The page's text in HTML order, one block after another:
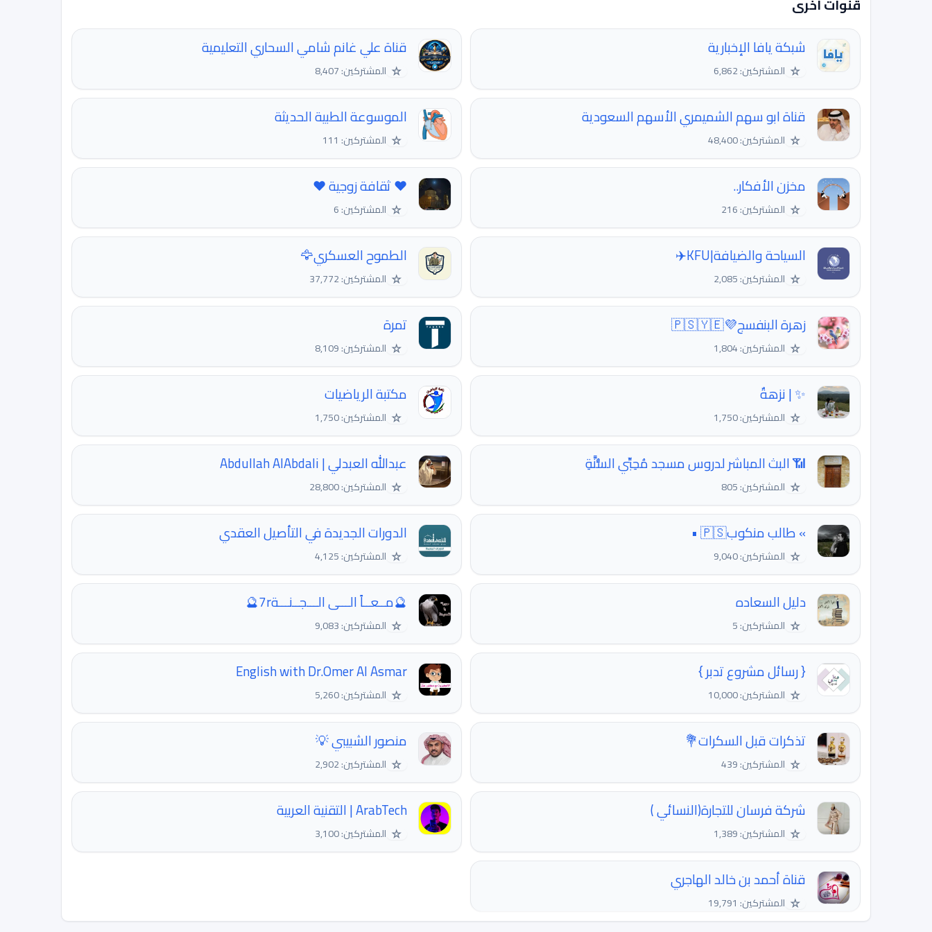
قنوات اخرى
شبكة يافا الإخبارية
☆ المشتركين: 6,862
قناة علي غانم شامي السحاري التعليمية
☆ المشتركين: 8,407
قناة ابو سهم الشميمري الأسهم السعودية
☆ المشتركين: 48,400
الموسوعة الطبية الحديثة
☆ المشتركين: 111
مخزن الأفكار..
☆ المشتركين: 216
❤ ثقافة زوجية ❤
☆ المشتركين: 6
السياحة والضيافة|KFU✈️
☆ المشتركين: 2,085
الطموح العسكري🦅
☆ المشتركين: 37,772
زهرة البنفسج💜🇵🇸🇾🇪
☆ المشتركين: 1,804
تمرة
☆ المشتركين: 8,109
✨ | نزهةٌ
☆ المشتركين: 1,750
مكتبة الرياضيات
☆ المشتركين: 1,750
📶 البث المباشر لدروس مسجد مُحِبِّي السُّنَّةِ
☆ المشتركين: 805
عبدالله العبدلي | Abdullah AlAbdali
☆ المشتركين: 28,800
» طالب منكوب🇵🇸 •
☆ المشتركين: 9,040
الدورات الجديدة في التأصيل العقدي
☆ المشتركين: 4,125
دليل السعاده
☆ المشتركين: 5
🔮مــعــاً الـــى الـــجــنـــة7r🔮
☆ المشتركين: 9,083
{ رسائل مشروع تدبر }
☆ المشتركين: 10,000
English with Dr.Omer Al Asmar
☆ المشتركين: 5,260
تذكرات قبل السكرات💐
☆ المشتركين: 439
منصور الشبيبي 💡
☆ المشتركين: 2,902
شركة فرسان للتجارة(النسائي )
☆ المشتركين: 1,389
ArabTech | التقنية العربية
☆ المشتركين: 3,100
قناة أحمد بن خالد الهاجري
☆ المشتركين: 19,791